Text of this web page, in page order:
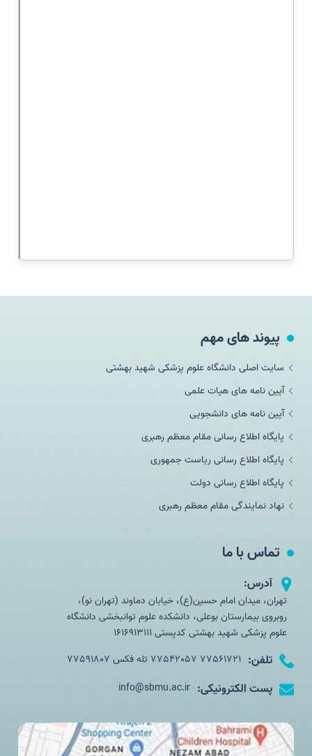
پیوند های مهم
سایت اصلی دانشگاه علوم پزشکی شهید بهشتی
آیین نامه های هیات علمی
آیین نامه های دانشجویی
پایگاه اطلاع رسانی مقام معظم رهبری
پایگاه اطلاع رسانی ریاست جمهوری
پایگاه اطلاع رسانی دولت
نهاد نمایندگی مقام معظم رهبری
تماس با ما
آدرس:
تهران، میدان امام حسین(ع)، خیابان دماوند (تهران نو)،
روبروی بیمارستان بوعلی، دانشکده علوم توانبخشی دانشگاه
علوم پزشکی شهید بهشتی کدپستی 1616913111
تلفن: 77561721 77542057 تله فکس 77591807
پست الکترونیکی: info@sbmu.ac.ir